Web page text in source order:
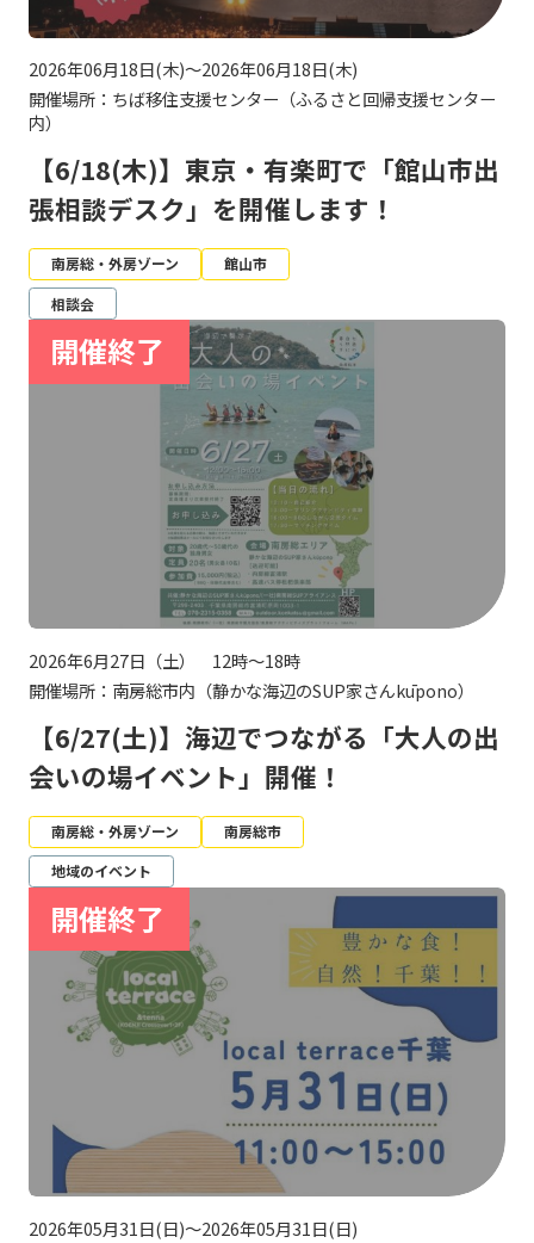
2026年06月18日(木)～2026年06月18日(木)
開催場所：ちば移住支援センター（ふるさと回帰支援センター
内）
【6/18(木)】東京・有楽町で「館山市出
張相談デスク」を開催します！
南房総・外房ゾーン
館山市
相談会
2026年6月27日（土） 12時～18時
開催場所：南房総市内（静かな海辺のSUP家さんkūpono）
【6/27(土)】海辺でつながる「大人の出
会いの場イベント」開催！
南房総・外房ゾーン
南房総市
地域のイベント
2026年05月31日(日)～2026年05月31日(日)